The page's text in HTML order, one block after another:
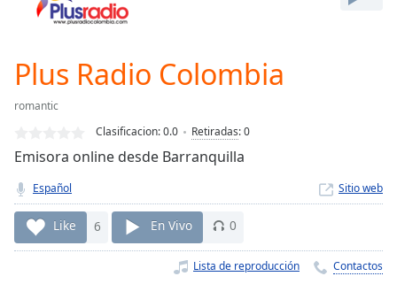
Skip
Forward
Current
Time 0:00
0.00%
TypeLIVE
Seek to
live,
currently
Plus Radio Colombia
romantic
Clasificacion:0.0 Retiradas:0
Emisora online desde Barranquilla
Español Sitio web
Like 6 En Vivo 0
Lista de reproducción Contactos